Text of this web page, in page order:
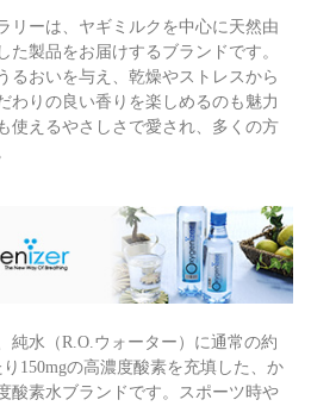
リーは、ヤギミルクを中心に天然由
た製品をお届けするブランドです。
るおいを与え、乾燥やストレスから
わりの良い香りを楽しめるのも魅力
使えるやさしさで愛され、多くの方
純水（R.O.ウォーター）に通常の約
150mgの高濃度酸素を充填した、か
酸素水ブランドです。スポーツ時や